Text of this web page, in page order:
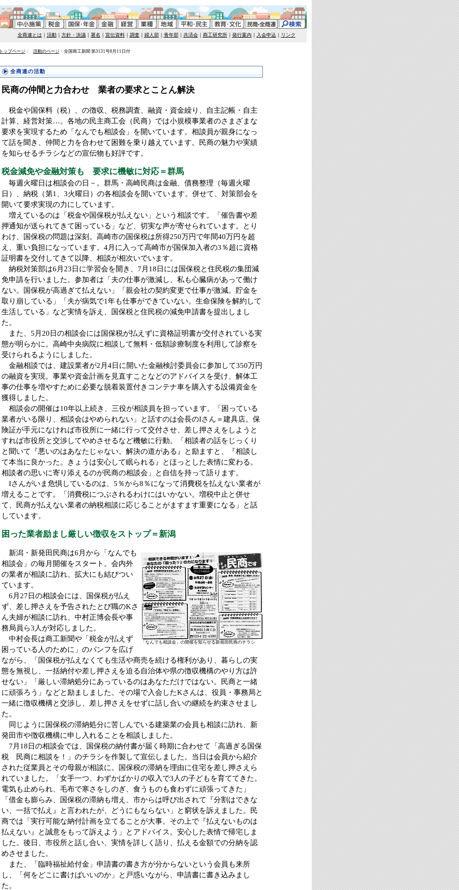
全商連とは ｜ 活動｜ 方針・決議｜ 署名 ｜ 宣伝資料｜ 調査｜ 婦人部｜ 青年部｜ 共済会｜ 商工研究所｜ 発行案内 ｜ 入会申込 ｜ リンク
トップページ > 活動のページ >全国商工新聞 第3131号8月11日付
全商連の活動
民商の仲間と力合わせ 業者の要求とことん解決
税金や国保料（税）、の徴収、税務調査、融資・資金繰り、自主記帳・自主
計算、経営対策…。各地の民主商工会（民商）では小規模事業者のさまざまな
要求を実現するため「なんでも相談会」を開いています。相談員が親身になっ
て話を聞き、仲間と力を合わせて困難を乗り越えています。民商の魅力や実績
を知らせるチラシなどの宣伝物も好評です。
税金減免や金融対策も 要求に機敏に対応＝群馬
毎週火曜日は相談会の日－。群馬・高崎民商は金融、債務整理（毎週火曜
日）、納税（第1、3火曜日）の各相談会を開いています。併せて、対策部会を
開いて要求実現の力にしています。
増えているのは「税金や国保税が払えない」という相談です。「催告書や差
押通知が送られてきて困っている」など、切実な声が寄せられています。とり
わけ、国保税の問題は深刻。高崎市の国保税は所得250万円で年間40万円を超
え、重い負担になっています。4月に入って高崎市が国保加入者の3％超に資格
証明書を交付してきて以降、相談が相次いでいます。
納税対策部は6月23日に学習会を開き、7月18日には国保税と住民税の集団減
免申請を行いました。参加者は「夫の仕事が激減し、私も心臓病があって働け
ない。国保税が高過ぎて払えない」「親会社の契約変更で仕事が激減。貯金を
取り崩している」「夫が病気で1年も仕事ができていない。生命保険を解約して
生活している」など実情を訴え、国保税と住民税の減免申請書を提出しまし
た。
また、5月20日の相談会には国保税が払えずに資格証明書が交付されている実
態が明らかに。高崎中央病院に相談して無料・低額診療制度を利用して診察を
受けられるようにしました。
金融相談では、建設業者が2月4日に開いた金融検討委員会に参加して350万円
の融資を実現。事業や資金計画を見直すことなどのアドバイスを受け、解体工
事の仕事を増やすために必要な脱着装置付きコンテナ車を購入する設備資金を
獲得しました。
相談会の開催は10年以上続き、三役が相談員を担っています。「困っている
業者がいる限り、相談会はやめられない」と話すのは会長のIさん＝建具店。保
険証が手元になければ市役所に一緒に行って交付させ、差し押さえをしようと
すれば市役所と交渉してやめさせるなど機敏に行動。「相談者の話をじっくり
と聞いて『悪いのはあなたじゃない。解決の道がある』と励ますと、『相談し
て本当に良かった。きょうは安心して眠られる』とほっとした表情に変わる。
相談者の思いに寄り添えるのが民商の相談会」と自信を持って語ります。
Iさんがいま危惧しているのは、5％から8％になって消費税を払えない業者が
増えることです。「消費税につぶされるわけにはいかない。増税中止と併せ
て、民商が払えない業者の納税相談に応じることがますます重要になる」と話
しています。
困った業者励まし厳しい徴収をストップ＝新潟
「なんでも相談会」の開催を知らせる新発田民商のチラシ
新潟・新発田民商は6月から「なんでも
相談会」の毎月開催をスタート。会内外
の業者が相談に訪れ、拡大にも結びつい
ています。
6月27日の相談会には、国保税が払え
ず、差し押さえを予告されたとび職のKさ
ん夫婦が相談に訪れ、中村正博会長や事
務局員ら3人が対応しました。
中村会長は商工新聞や「税金が払えず
困っている人のために」のパンフを広げ
ながら、「国保税が払えなくても生活や商売を続ける権利があり、暮らしの実
態を無視し、一括納付や差し押さえを迫る自治体や県の徴収機構のやり方は許
せない」「厳しい滞納処分にあっているのはあなただけではない。民商と一緒
に頑張ろう」などと励ましました。その場で入会したKさんは、役員・事務局と
一緒に徴収機構と交渉し、差し押さえをせずに話し合いの継続を約束させまし
た。
同じように国保税の滞納処分に苦しんでいる建築業の会員も相談に訪れ、新
発田市や徴収機構に申し入れることを相談しました。
7月18日の相談会では、国保税の納付書が届く時期に合わせて「高過ぎる国保
税 民商に相談を！」のチラシを作製して宣伝しました。当日は会員から紹介
された従業員とその母親が相談に。国保税の滞納を理由に住宅を差し押さえら
れていました。「女手一つ、わずかばかりの収入で3人の子どもを育ててきた。
電気も止められ、毛布で寒さをしのぎ、食うものも食わずに頑張ってきた」
「借金も膨らみ、国保税の滞納も増え、市からは呼び出されて『分割はできな
い、一括で払え』と言われたが、どうにもならない」と窮状を訴えました。民
商では「実行可能な納付計画を立てることが大事。その上で『払えないものは
払えない』と誠意をもって訴えよう」とアドバイス。安心した表情で帰宅しま
した。後日、市役所と話し合い、実情を詳しく語り、払える金額での分納を認
めさせました。
また、「臨時福祉給付金」申請書の書き方が分からないという会員も来所
し、「何をどこに書けばいいのか」と戸惑いながら、申請書に書き込みまし
た。